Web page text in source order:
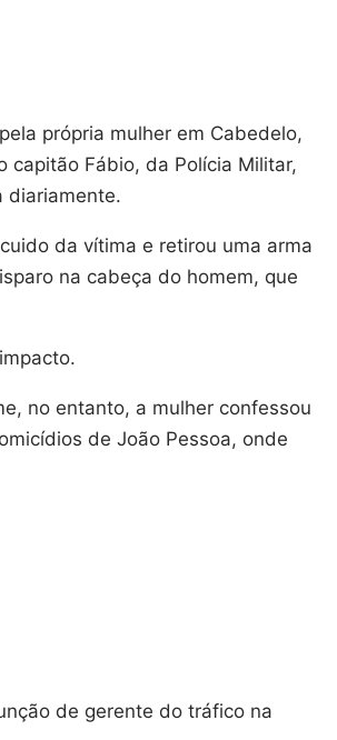
própria mulher em Cabedelo,
capitão Fábio, da Polícia Militar,
diariamente.
da vítima e retirou uma arma
na cabeça do homem, que
no entanto, a mulher confessou
de João Pessoa, onde
de gerente do tráfico na